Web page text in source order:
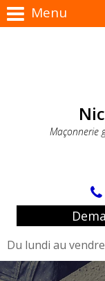
Menu
Maçonnerie
Du lundi au